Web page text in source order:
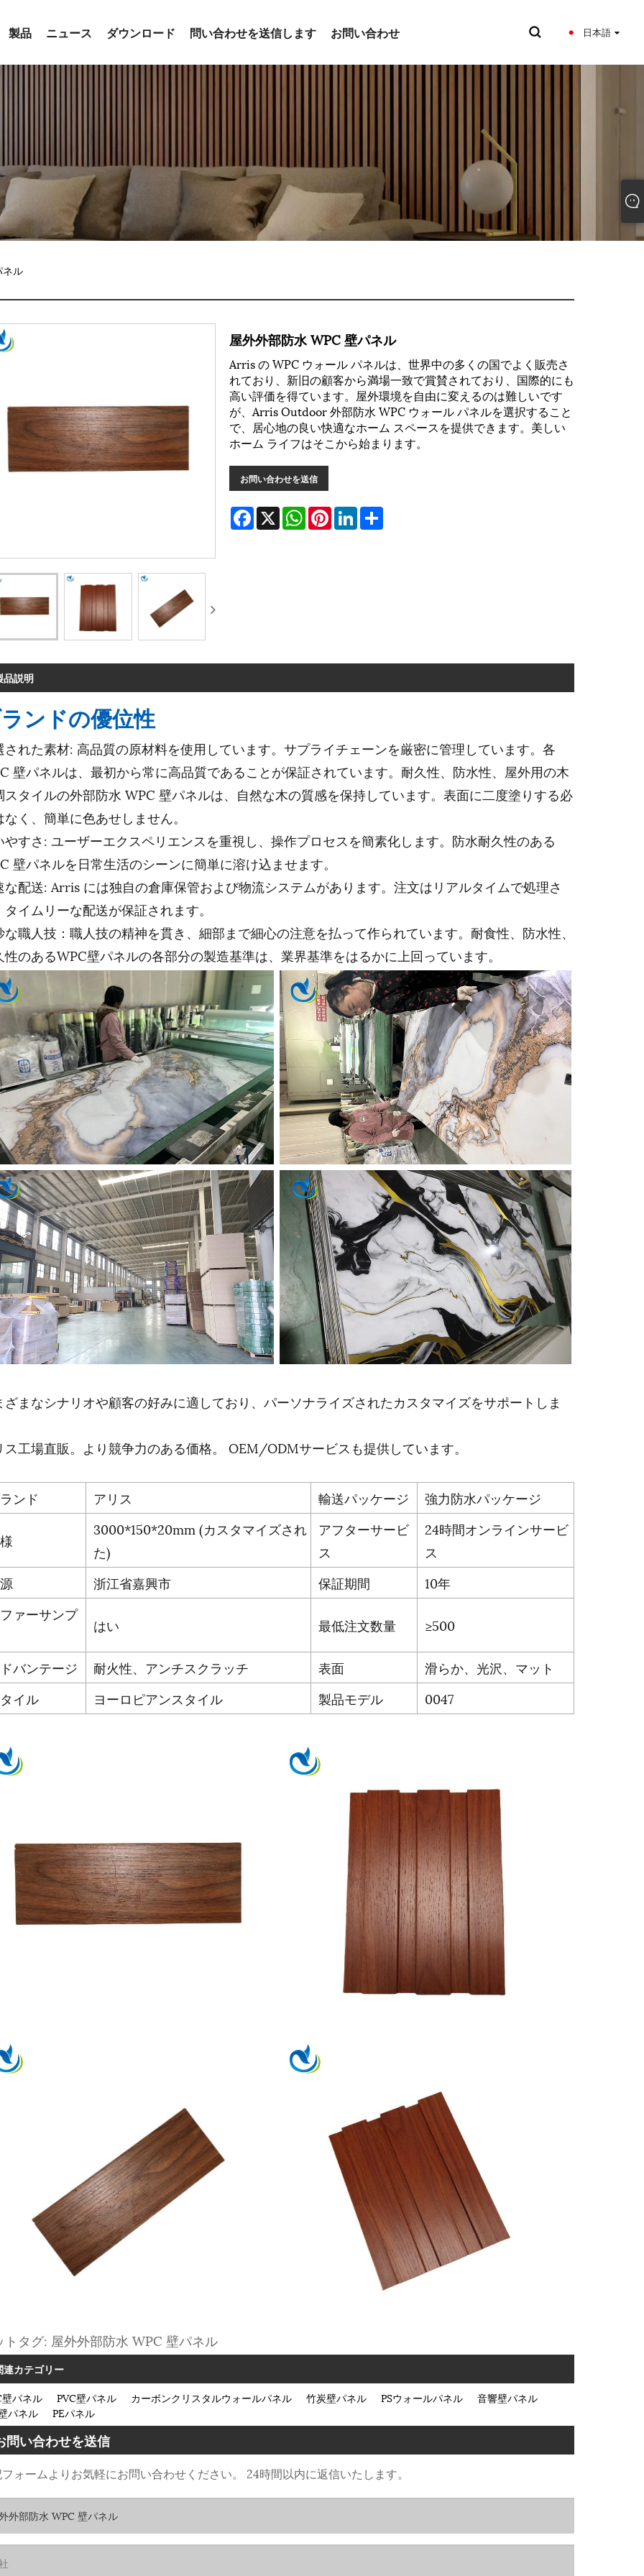
製品 ニュース ダウンロード 問い合わせを送信します お問い合わせ 日本語
ネル
屋外外部防水 WPC 壁パネル
Arris の WPC ウォール パネルは、世界中の多くの国でよく販売さ
れており、新旧の顧客から満場一致で賞賛されており、国際的にも
高い評価を得ています。屋外環境を自由に変えるのは難しいです
が、Arris Outdoor 外部防水 WPC ウォール パネルを選択すること
で、居心地の良い快適なホーム スペースを提供できます。美しい
ホーム ライフはそこから始まります。
お問い合わせを送信
Facebook
X WhatsAppPinterestLinkedInShare
品説明
ンドの優位性
された素材: 高品質の原材料を使用しています。サプライチェーンを厳密に管理しています。各
壁パネルは、最初から常に高品質であることが保証されています。耐久性、防水性、屋外用の木
スタイルの外部防水 WPC 壁パネルは、自然な木の質感を保持しています。表面に二度塗りする必
なく、簡単に色あせしません。
やすさ: ユーザーエクスペリエンスを重視し、操作プロセスを簡素化します。防水耐久性のある
壁パネルを日常生活のシーンに簡単に溶け込ませます。
な配送: Arris には独自の倉庫保管および物流システムがあります。注文はリアルタイムで処理さ
タイムリーな配送が保証されます。
な職人技：職人技の精神を貫き、細部まで細心の注意を払って作られています。耐食性、防水性、
性のあるWPC壁パネルの各部分の製造基準は、業界基準をはるかに上回っています。
ざまなシナリオや顧客の好みに適しており、パーソナライズされたカスタマイズをサポートしま
ス工場直販。より競争力のある価格。 OEM/ODMサービスも提供しています。
ンド アリス 輸送パッケージ 強力防水パッケージ
3000*150*20mm (カスタマイズされ
た)
アフターサービ
ス
24時間オンラインサービ
ス
浙江省嘉興市 保証期間
10年
ァーサンプ
はい 最低注文数量 ≥500
バンテージ 耐火性、アンチスクラッチ 表面
滑らか、光沢、マット
イル
ヨーロピアンスタイル 製品モデル 0047
トタグ: 屋外外部防水 WPC 壁パネル
連カテゴリー
パネル
PVC壁パネル カーボンクリスタルウォールパネル 竹炭壁パネル PSウォールパネル
音響壁パネル
パネル
PEパネル
問い合わせを送信
ォームよりお気軽にお問い合わせください。 24時間以内に返信いたします。